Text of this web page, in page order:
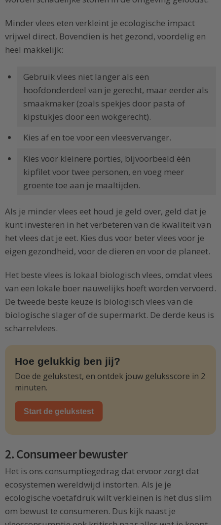
Minder vlees eten verkleint je ecologische impact
vrijwel direct. Bovendien is het gezond, voordelig en
heel makkelijk:
Gebruik vlees niet langer als een
hoofdonderdeel van je gerecht, maar eerder als
smaakmaker (zoals spekjes door pasta of
kipstukjes door een wokgerecht).
Kies af en toe voor een vleesvervanger.
Kies voor kleinere porties, bijvoorbeeld één
kipfilet voor twee personen, en voeg meer
groente toe aan je maaltijden.
Als je minder vlees eet houd je geld over, geld dat je
kunt investeren in het verbeteren van de kwaliteit van
het vlees dat je eet. Kies dus voor beter vlees voor je
eigen gezondheid, voor de dieren en voor de planeet.
Het beste vlees is lokaal biologisch vlees, omdat vlees
van een lokale boer nauwelijks hoeft worden vervoerd.
De tweede beste keuze is biologisch vlees van de
biologische slager of de supermarkt. De derde keus is
scharrelvlees.
Hoe gelukkig ben jij?
Doe de gelukstest, en ontdek jouw geluksscore in 2
minuten.
Start de gelukstest
2. Consumeer bewuster
Het is ons consumptiegedrag dat ervoor zorgt dat
ecosystemen wereldwijd instorten. Als je je
ecologische voetafdruk wilt verkleinen is het dus slim
om bewust te consumeren. Dus kijk naast je